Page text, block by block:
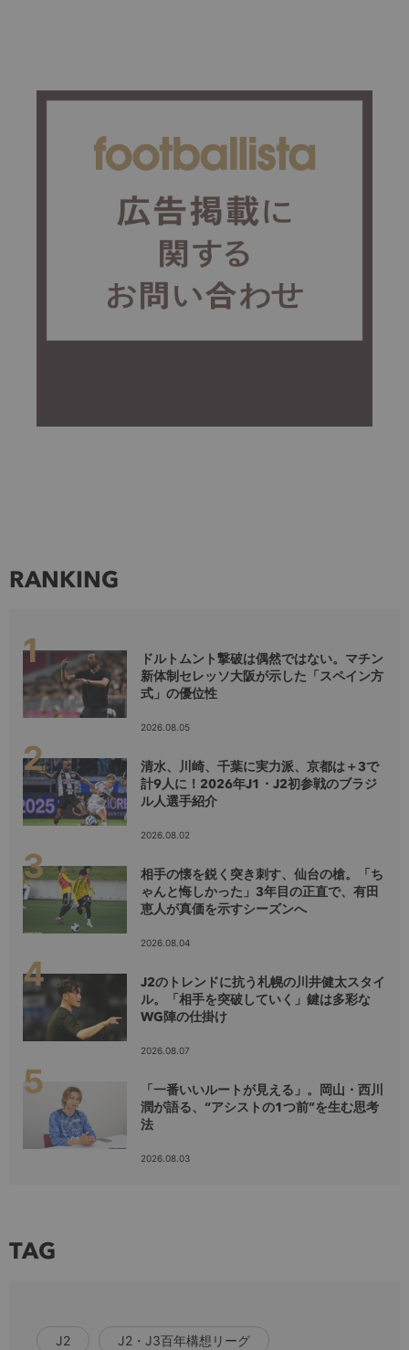
RANKING
ドルトムント撃破は偶然ではない。マチン
新体制セレッソ大阪が示した「スペイン方
式」の優位性
2026.08.05
清水、川崎、千葉に実力派、京都は＋3で
計9人に！2026年J1・J2初参戦のブラジ
ル人選手紹介
2026.08.02
相手の懐を鋭く突き刺す、仙台の槍。「ち
ゃんと悔しかった」3年目の正直で、有田
恵人が真価を示すシーズンへ
2026.08.04
J2のトレンドに抗う札幌の川井健太スタイ
ル。「相手を突破していく」鍵は多彩な
WG陣の仕掛け
2026.08.07
「一番いいルートが見える」。岡山・西川
潤が語る、“アシストの1つ前”を生む思考
法
2026.08.03
TAG
J2 J2・J3百年構想リーグ